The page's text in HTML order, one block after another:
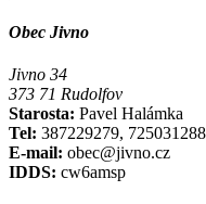
Obec Jivno
Jivno 34
373 71 Rudolfov
Starosta: Pavel Halámka
Tel: 387229279, 725031288
E-mail: obec@jivno.cz
IDDS: cw6amsp